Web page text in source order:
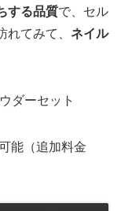
する品質で、セル
てみて、 ネイル
ダーセット
能（追加料金